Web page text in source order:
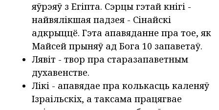
яўрэяў з Егіпта. Сэрцы гэтай кнігі -
найвялікшая падзея - Сінайскі
адкрыццё. Гэта апавяданне пра тое, як
Майсей прыняў ад Бога 10 запаветаў.
Лявіт - твор пра старазапаветным
духавенстве.
Лікі - апавядае пра колькасць каленяў
Ізраільскіх, а таксама працягвае